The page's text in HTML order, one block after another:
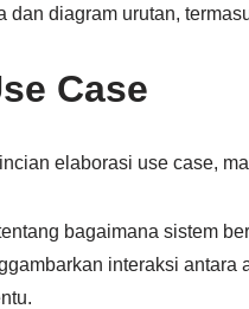
dan diagram urutan,
Case
elaborasi use case,
bagaimana sistem
interaksi